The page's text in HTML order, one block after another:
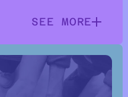
SEE MORE
SEE MORE